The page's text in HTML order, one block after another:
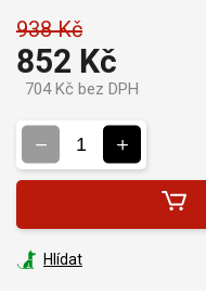
938 Kč
852 Kč
704 Kč bez DPH
Hlídat